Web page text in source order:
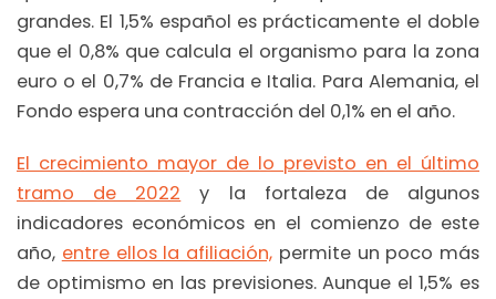
grandes. El 1,5% español es prácticamente el doble
que el 0,8% que calcula el organismo para la zona
euro o el 0,7% de Francia e Italia. Para Alemania, el
Fondo espera una contracción del 0,1% en el año.
El crecimiento mayor de lo previsto en el último
tramo de 2022 y la fortaleza de algunos
indicadores económicos en el comienzo de este
año, entre ellos la afiliación, permite un poco más
de optimismo en las previsiones. Aunque el 1,5% es